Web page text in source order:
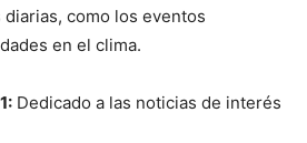
como los eventos
en el clima.
Dedicado a las noticias de interés